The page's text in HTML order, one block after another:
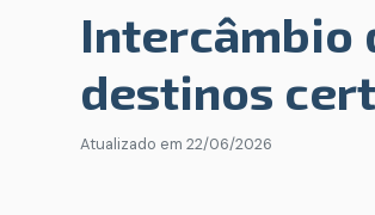
Intercâmbio
destinos
Atualizado em 22/06/2026